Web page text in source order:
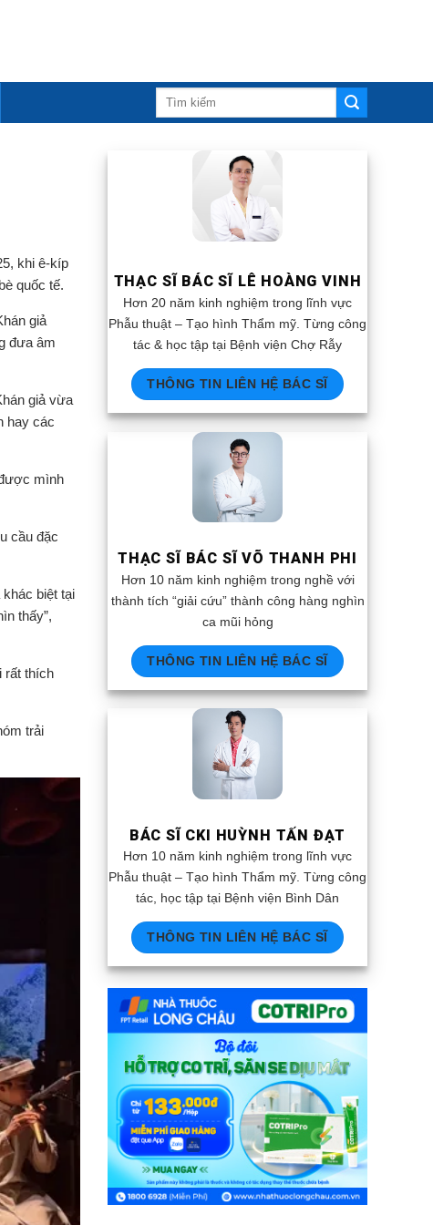
khi ê-kíp
quốc tế.
giả
đưa âm
giả vừa
hay các
mình
cầu đặc
biệt tại
thấy”,
rất thích
trải
THẠC SĨ BÁC SĨ LÊ HOÀNG VINH
Hơn 20 năm kinh nghiệm trong lĩnh vực
Phẫu thuật – Tạo hình Thẩm mỹ. Từng công
tác & học tập tại Bệnh viện Chợ Rẫy
THÔNG TIN LIÊN HỆ BÁC SĨ
THẠC SĨ BÁC SĨ VÕ THANH PHI
Hơn 10 năm kinh nghiệm trong nghề với
thành tích “giải cứu” thành công hàng nghìn
ca mũi hỏng
THÔNG TIN LIÊN HỆ BÁC SĨ
BÁC SĨ CKI HUỲNH TẤN ĐẠT
Hơn 10 năm kinh nghiệm trong lĩnh vực
Phẫu thuật – Tạo hình Thẩm mỹ. Từng công
tác, học tập tại Bệnh viện Bình Dân
THÔNG TIN LIÊN HỆ BÁC SĨ